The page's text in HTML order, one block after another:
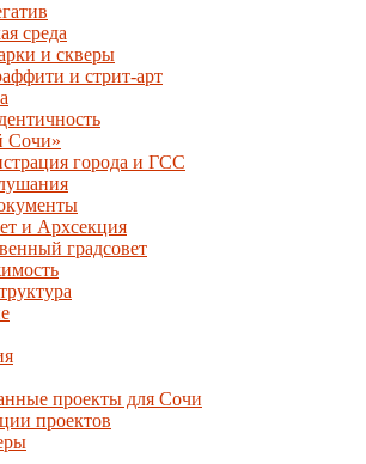
среда
и скверы
и стрит-арт
Сочи»
города и ГСС
и Архсекция
градсовет
проекты для Сочи
проектов